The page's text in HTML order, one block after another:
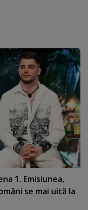
1. Emisiunea,
se mai uită la